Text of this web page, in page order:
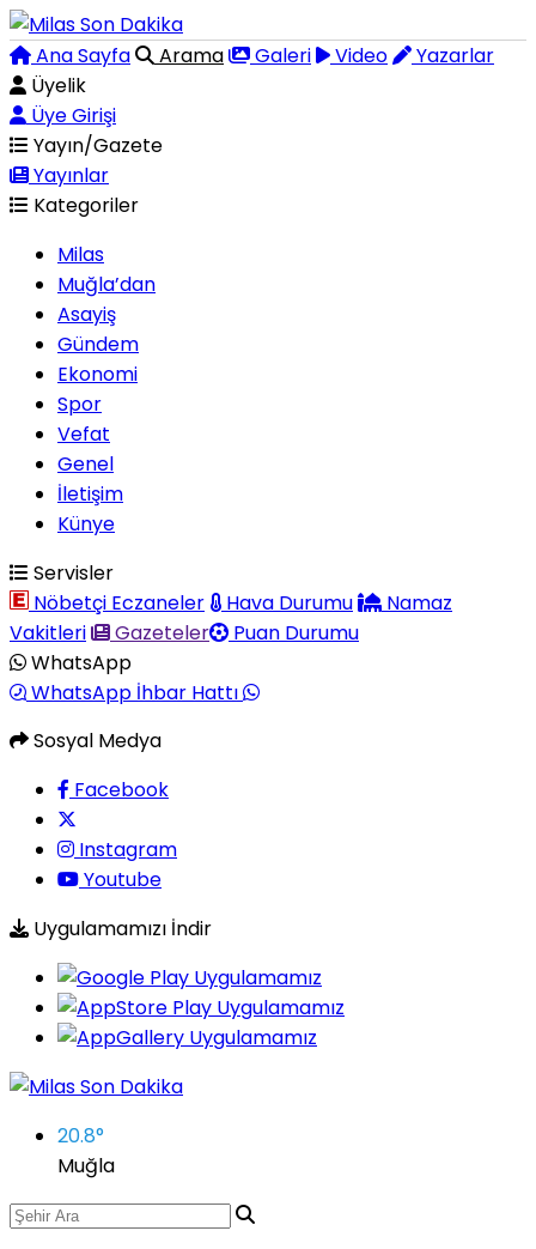
Ana Sayfa Arama Galeri Video
Yazarlar
Üyelik
Üye Girişi
Yayın/Gazete
Yayınlar
Kategoriler
Milas
Muğla’dan
Asayiş
Gündem
Ekonomi
Spor
Vefat
Genel
İletişim
Künye
Servisler
Nöbetçi Eczaneler
Hava Durumu
Namaz
Vakitleri
Gazeteler
Puan Durumu
WhatsApp
WhatsApp İhbar Hattı
Sosyal Medya
Facebook
Instagram
Youtube
Uygulamamızı İndir
20.8°
Muğla